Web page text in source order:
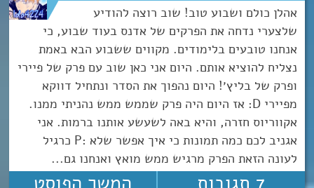
אהלן כולם ושבוע טוב! שוב רוצה להודיע
שלצערי נדחה את הפרקים של אדנס בעוד שבוע, כי
אנחנו טובעים בלימודים. מקווים ששבוע הבא באמת
נצליח להוציא אותם. היום אני כאן שוב עם פרק של פיירי
ופרק של בליץ׳! היום נהפוך את הסדר ונתחיל דווקא
מפיירי D: אז היום היה פרק שממש ממש נהניתי ממנו.
אקווריוס חזרה, והיא באה לשעשע אותנו ברמות. אני
אגניב לכם כמה תמונות כי איך אפשר שלא :P כרגיל
לעונה הזאת הפרק מרגיש ממש מואץ ואנחנו גם...
7 תגובות המשך הפוסט